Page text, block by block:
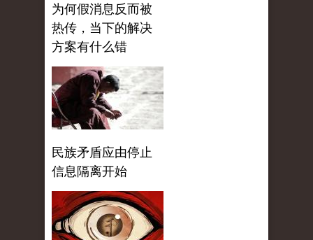
为何假消息反而被
热传，当下的解决
方案有什么错
民族矛盾应由停止
信息隔离开始